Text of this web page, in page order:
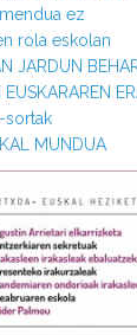
ez
rola eskolan
JARDUN
EUSKARAREN
sortak
MUNDUA